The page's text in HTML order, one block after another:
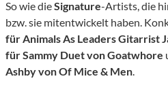
So wie dieSignature-Artists, die
bzw. sie mitentwickelt haben.
für Animals As Leaders Gitarrist
für Sammy Duet von Goatwhore
Ashby von Of Mice & Men.